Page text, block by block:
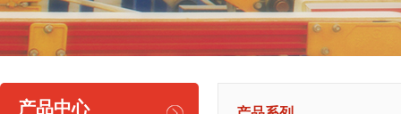
产品中心